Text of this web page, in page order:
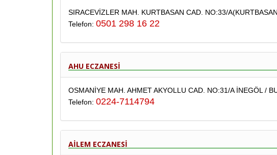
SIRACEVİZLER MAH. KURTBASAN CAD. NO:33/
Telefon: 0501 298 16 22
AHU ECZANESİ
OSMANİYE MAH. AHMET AKYOLLU CAD. NO:31/A İNEGÖL /
Telefon: 0224-7114794
AİLEM ECZANESİ